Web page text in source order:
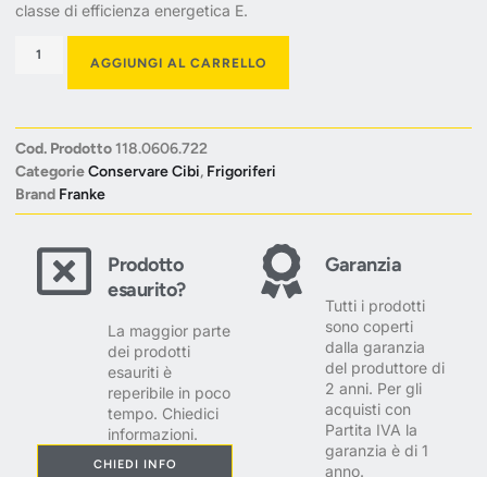
classe di efficienza energetica E.
AGGIUNGI AL CARRELLO
Cod. Prodotto118.0606.722
CategorieConservare Cibi, Frigoriferi
Brand Franke
Prodotto
esaurito?
La maggior parte
dei prodotti
esauriti è
reperibile in poco
tempo. Chiedici
informazioni.
CHIEDI INFO
Garanzia
Tutti i prodotti
sono coperti
dalla garanzia
del produttore di
2 anni. Per gli
acquisti con
Partita IVA la
garanzia è di 1
anno.